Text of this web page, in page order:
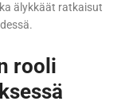
älykkäät ratkaisut
rooli